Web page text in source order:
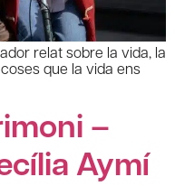
relat sobre la vida, la
que la vida ens
–
Aymí